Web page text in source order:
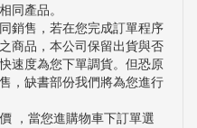
同產品。
銷售，若在您完成訂單程序
商品，本公司保留出貨與否
速度為您下單調貨。但恐原
，缺書部份我們將為您進行
，當您進購物車下訂單選